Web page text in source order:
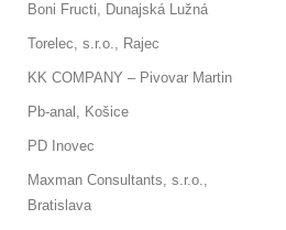
Boni Fructi, Dunajská Lužná
Torelec, s.r.o., Rajec
KK COMPANY – Pivovar Martin
Pb-anal, Košice
PD Inovec
Maxman Consultants, s.r.o.,
Bratislava